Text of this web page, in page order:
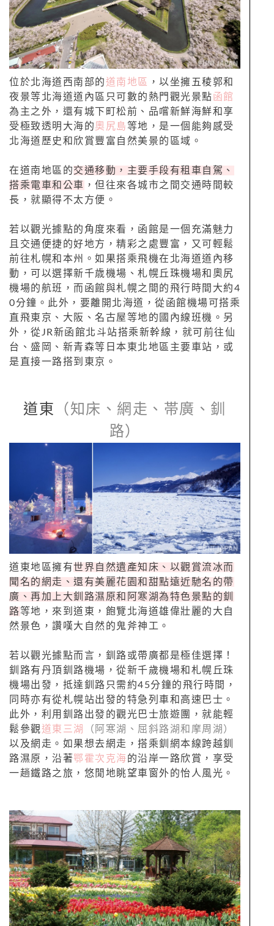
位於北海道西南部的道南地區
，以坐擁五稜郭和
夜景等北海道道內區只可數的熱門觀光景點函館
為主之外，還有城下町松前、品嚐新鮮海鮮和享
受極致透明大海的奧尻島等地，是一個能夠感受
北海道歷史和欣賞豐富自然美景的區域。
在道南地區的交通移動，主要手段有租車自駕、
搭乘電車和公車 ，但往來各城市之間交通時間較
長，就顯得不太方便。
若以觀光據點的角度來看，函館是一個充滿魅力
且交通便捷的好地方，精彩之處豐富，又可輕鬆
前往札幌和本州。如果搭乘飛機在北海道道內移
動，可以選擇新千歳機場、札幌丘珠機場和奧尻
機場的航班，而函館與札幌之間的飛行時間大約4
0分鐘。此外，要離開北海道，從函館機場可搭乘
直飛東京、大阪、名古屋等地的國內線班機。另
外，從JR新函館北斗站搭乘新幹線，就可前往仙
台、盛岡、新青森等日本東北地區主要車站，或
是直接一路搭到東京。
道東
（知床、網走、帯廣、釧
路）
道東地區擁有世界自然遺產知床、以觀賞流冰而
聞名的網走、還有美麗花園和甜點遠近馳名的帶
廣、再加上大釧路濕原和阿寒湖為特色景點的釧
路等地，來到道東，飽覽北海道雄偉壯麗的大自
然景色，讚嘆大自然的鬼斧神工。
若以觀光據點而言，釧路或帶廣都是極佳選擇！
釧路有丹頂釧路機場，從新千歲機場和札幌丘珠
機場出發，抵達釧路只需約45分鐘的飛行時間，
同時亦有從札幌站出發的特急列車和高速巴士。
此外，利用釧路出發的觀光巴士旅遊團，就能輕
鬆參觀道東三湖
（阿寒湖、屈斜路湖和摩周湖）
以及網走。如果想去網走，搭乘釧網本線跨越釧
路濕原，沿著鄂霍次克海 的沿岸一路欣賞，享受
一趟鐵路之旅，悠閒地眺望車窗外的怡人風光。